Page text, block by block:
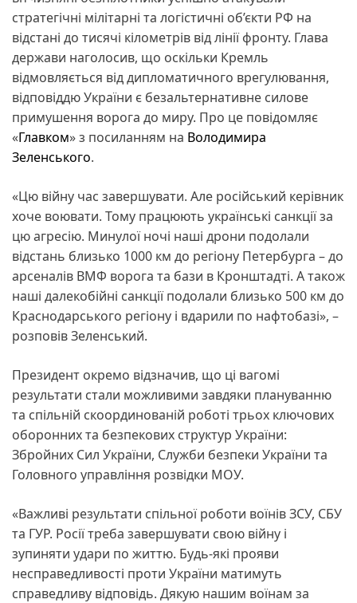
стратегічні мілітарні та логістичні об’єкти РФ на
відстані до тисячі кілометрів від лінії фронту. Глава
держави наголосив, що оскільки Кремль
відмовляється від дипломатичного врегулювання,
відповіддю України є безальтернативне силове
примушення ворога до миру. Про це повідомляє
«Главком» з посиланням на Володимира
Зеленського.
«Цю війну час завершувати. Але російський керівник
хоче воювати. Тому працюють українські санкції за
цю агресію. Минулої ночі наші дрони подолали
відстань близько 1000 км до регіону Петербурга – до
арсеналів ВМФ ворога та бази в Кронштадті. А також
наші далекобійні санкції подолали близько 500 км до
Краснодарського регіону і вдарили по нафтобазі», –
розповів Зеленський.
Президент окремо відзначив, що ці вагомі
результати стали можливими завдяки плануванню
та спільній скоординованій роботі трьох ключових
оборонних та безпекових структур України:
Збройних Сил України, Служби безпеки України та
Головного управління розвідки МОУ.
«Важливі результати спільної роботи воїнів ЗСУ, СБУ
та ГУР. Росії треба завершувати свою війну і
зупиняти удари по життю. Будь-які прояви
несправедливості проти України матимуть
справедливу відповідь. Дякую нашим воїнам за